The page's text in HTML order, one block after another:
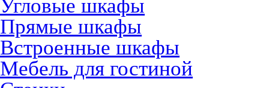
Угловые шкафы
Прямые шкафы
Встроенные шкафы
Мебель для гостиной